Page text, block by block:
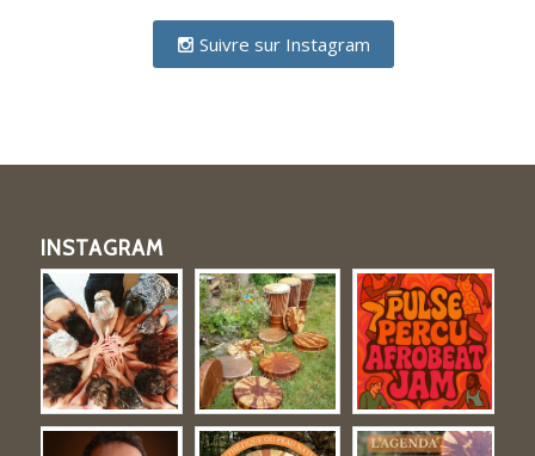
Suivre sur Instagram
INSTAGRAM